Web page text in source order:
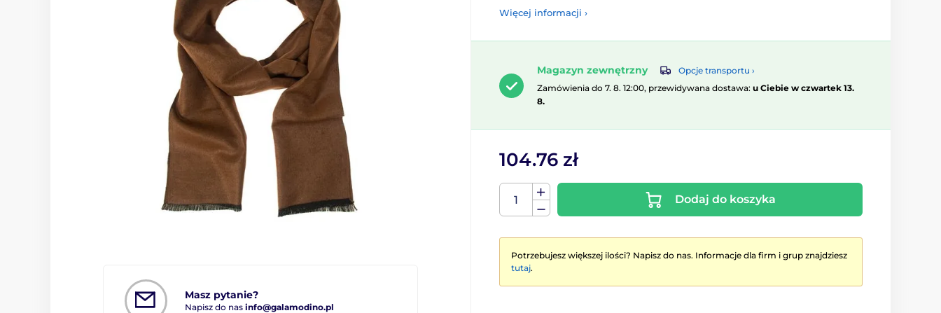
Masz pytanie?
Napisz do nas info@galamodino.pl
Więcej informacji ›
Magazyn zewnętrzny
Opcje transportu ›
Zamówienia do 7. 8. 12:00, przewidywana dostawa: u Ciebie w czwartek 13.
8.
104.76 zł
Dodaj do koszyka
Potrzebujesz większej ilości? Napisz do nas. Informacje dla firm i grup znajdziesz
tutaj.